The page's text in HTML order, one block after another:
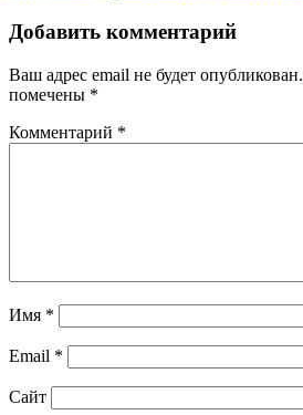
Добавить комментарий
Ваш адрес email не будет опубликован.
помечены *
Комментарий *
Имя *
Email *
Сайт